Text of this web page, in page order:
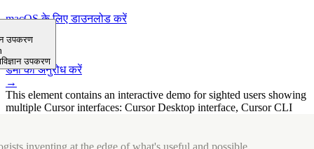
macOS के लिए डाउनलोड करें
Get started
→
डेमो का अनुरोध करें
→
This element contains an interactive demo for sighted users showing
multiple Cursor interfaces: Cursor Desktop interface, Cursor CLI
उपकरण
उपकरण